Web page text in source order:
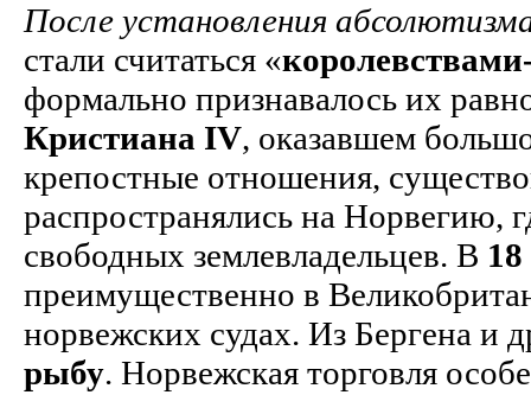
После установления
стали считаться «
формально признавалось их
Кристиана IV, оказавшем
крепостные отношения,
распространялись на Норвегию,
свободных землевладельцев. В
преимущественно в
норвежских судах. Из Бергена и
рыбу. Норвежская торговля